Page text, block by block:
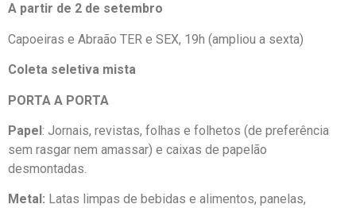
A partir de 2 de setembro
Capoeiras e Abraão TER e SEX, 19h (ampliou a sexta)
Coleta seletiva mista
PORTA A PORTA
Papel: Jornais, revistas, folhas e folhetos (de preferência
sem rasgar nem amassar) e caixas de papelão
desmontadas.
Metal: Latas limpas de bebidas e alimentos, panelas,